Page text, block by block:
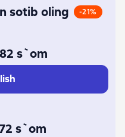
sotib oling -21%
s`om
s`om